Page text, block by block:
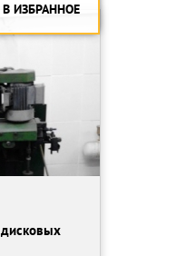
В ИЗБРАННОЕ
дисковых